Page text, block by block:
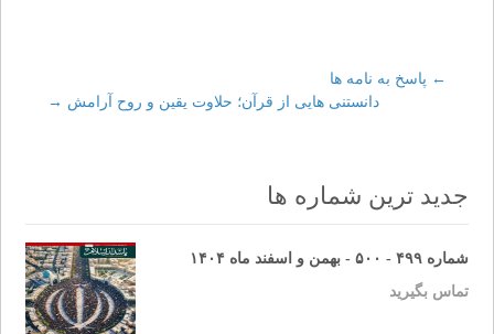
Post
← پاسخ به نامه ها
دانستنى هايى از قرآن؛ حلاوت يقين و روح آرامش →
جدید ترین شماره ها
شماره ۴۹۹ - ۵۰۰ - بهمن و اسفند ماه ۱۴۰۴
تماس بگیرید